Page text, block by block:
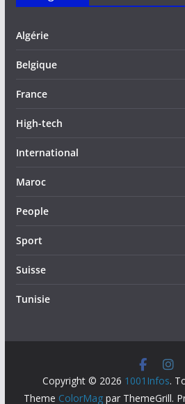
Algérie
Belgique
France
High-tech
International
Maroc
People
Sport
Suisse
Tunisie
Copyright © 2026 1001Infos.
Theme ColorMagpar ThemeGrill.